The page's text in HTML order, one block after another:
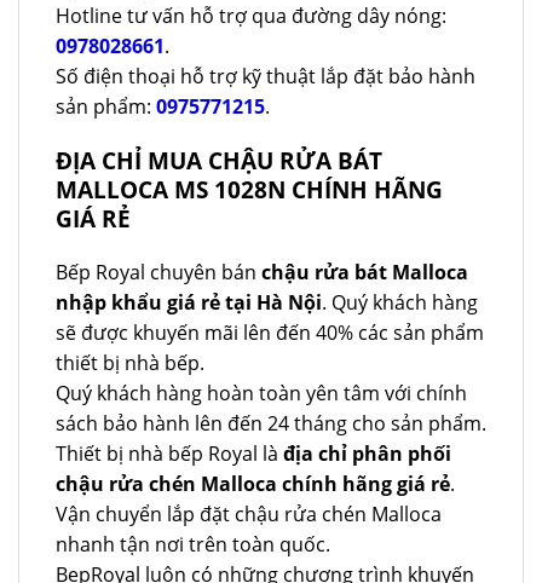
Hotline tư vấn hỗ trợ qua đường dây nóng:
0978028661.
Số điện thoại hỗ trợ kỹ thuật lắp đặt bảo hành
sản phẩm: 0975771215.
ĐỊA CHỈ MUA CHẬU RỬA BÁT
MALLOCA MS 1028N CHÍNH HÃNG
GIÁ RẺ
Bếp Royal chuyên bán chậu rửa bát Malloca
nhập khẩu giá rẻ tại Hà Nội. Quý khách hàng
sẽ được khuyến mãi lên đến 40% các sản phẩm
thiết bị nhà bếp.
Quý khách hàng hoàn toàn yên tâm với chính
sách bảo hành lên đến 24 tháng cho sản phẩm.
Thiết bị nhà bếp Royal là địa chỉ phân phối
chậu rửa chén Malloca chính hãng giá rẻ.
Vận chuyển lắp đặt chậu rửa chén Malloca
nhanh tận nơi trên toàn quốc.
BepRoyal luôn có những chương trình khuyến